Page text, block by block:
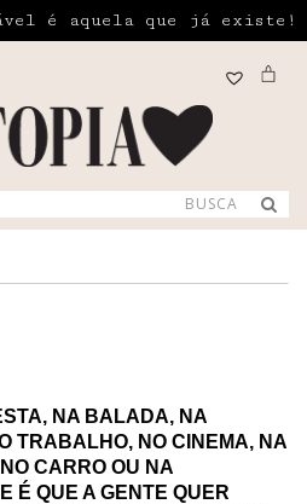
é aquela que já existe!
NA BALADA, NA
TRABALHO, NO CINEMA, NA
CARRO OU NA
É QUE A GENTE QUER